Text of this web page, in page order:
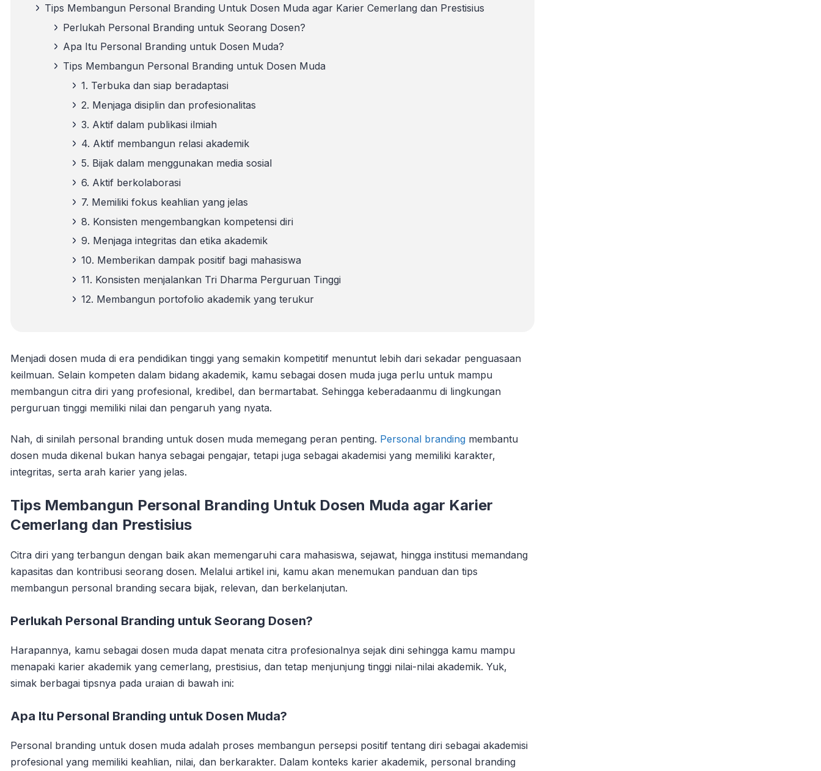
Tips Membangun Personal Branding Untuk Dosen Muda agar Karier Cemerlang dan Prestisius
Perlukah Personal Branding untuk Seorang Dosen?
Apa Itu Personal Branding untuk Dosen Muda?
Tips Membangun Personal Branding untuk Dosen Muda
1. Terbuka dan siap beradaptasi
2. Menjaga disiplin dan profesionalitas
3. Aktif dalam publikasi ilmiah
4. Aktif membangun relasi akademik
5. Bijak dalam menggunakan media sosial
6. Aktif berkolaborasi
7. Memiliki fokus keahlian yang jelas
8. Konsisten mengembangkan kompetensi diri
9. Menjaga integritas dan etika akademik
10. Memberikan dampak positif bagi mahasiswa
11. Konsisten menjalankan Tri Dharma Perguruan Tinggi
12. Membangun portofolio akademik yang terukur
Menjadi dosen muda di era pendidikan tinggi yang semakin kompetitif menuntut lebih dari sekadar penguasaan
keilmuan. Selain kompeten dalam bidang akademik, kamu sebagai dosen muda juga perlu untuk mampu
membangun citra diri yang profesional, kredibel, dan bermartabat. Sehingga keberadaanmu di lingkungan
perguruan tinggi memiliki nilai dan pengaruh yang nyata.
Nah, di sinilah personal branding untuk dosen muda memegang peran penting. Personal branding membantu
dosen muda dikenal bukan hanya sebagai pengajar, tetapi juga sebagai akademisi yang memiliki karakter,
integritas, serta arah karier yang jelas.
Tips Membangun Personal Branding Untuk Dosen Muda agar Karier
Cemerlang dan Prestisius
Citra diri yang terbangun dengan baik akan memengaruhi cara mahasiswa, sejawat, hingga institusi memandang
kapasitas dan kontribusi seorang dosen. Melalui artikel ini, kamu akan menemukan panduan dan tips
membangun personal branding secara bijak, relevan, dan berkelanjutan.
Perlukah Personal Branding untuk Seorang Dosen?
Harapannya, kamu sebagai dosen muda dapat menata citra profesionalnya sejak dini sehingga kamu mampu
menapaki karier akademik yang cemerlang, prestisius, dan tetap menjunjung tinggi nilai-nilai akademik. Yuk,
simak berbagai tipsnya pada uraian di bawah ini:
Apa Itu Personal Branding untuk Dosen Muda?
Personal branding untuk dosen muda adalah proses membangun persepsi positif tentang diri sebagai akademisi
profesional yang memiliki keahlian, nilai, dan berkarakter. Dalam konteks karier akademik, personal branding